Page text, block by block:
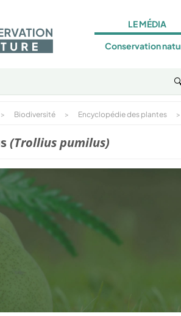
LE MÉDIA
Conservation
> Biodiversité > Encyclopédie des plantes >
(Trollius pumilus)